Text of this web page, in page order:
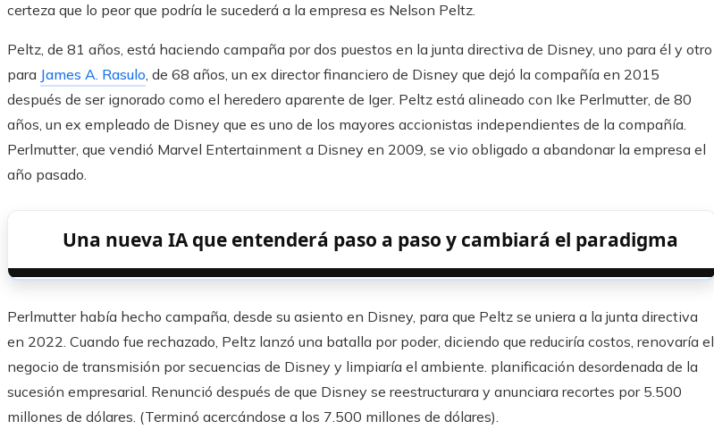
certeza que lo peor que podría le sucederá a la empresa es Nelson Peltz.
Peltz, de 81 años, está haciendo campaña por dos puestos en la junta directiva de Disney, uno para él y otro
para James A. Rasulo, de 68 años, un ex director financiero de Disney que dejó la compañía en 2015
después de ser ignorado como el heredero aparente de Iger. Peltz está alineado con Ike Perlmutter, de 80
años, un ex empleado de Disney que es uno de los mayores accionistas independientes de la compañía.
Perlmutter, que vendió Marvel Entertainment a Disney en 2009, se vio obligado a abandonar la empresa el
año pasado.
Una nueva IA que entenderá paso a paso y cambiará el paradigma
Perlmutter había hecho campaña, desde su asiento en Disney, para que Peltz se uniera a la junta directiva
en 2022. Cuando fue rechazado, Peltz lanzó una batalla por poder, diciendo que reduciría costos, renovaría el
negocio de transmisión por secuencias de Disney y limpiaría el ambiente. planificación desordenada de la
sucesión empresarial. Renunció después de que Disney se reestructurara y anunciara recortes por 5.500
millones de dólares. (Terminó acercándose a los 7.500 millones de dólares).